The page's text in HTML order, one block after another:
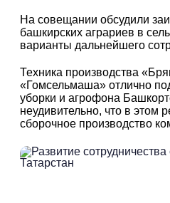
На совещании обсудили
башкирских аграриев в
варианты дальнейшего
Техника производства
«Гомсельмаша» отлично
уборки и агрофона
неудивительно, что в этом
сборочное производство